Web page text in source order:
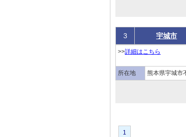
3 宇城市
>>詳細はこちら
所在地 熊本県宇城市
1